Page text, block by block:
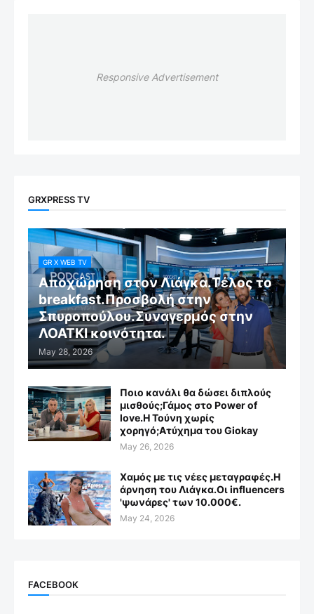
Responsive Advertisement
GRXPRESS TV
GR X WEB TV
Αποχώρηση στον Λιάγκα.Τέλος το
breakfast.Προσβολή στην
Σπυροπούλου.Συναγερμός στην
ΛΟΑΤΚΙ κοινότητα.
May 28, 2026
Ποιο κανάλι θα δώσει διπλούς
μισθούς;Γάμος στο Power of
love.Η Τούνη χωρίς
χορηγό;Aτύχημα του Giokay
May 26, 2026
Χαμός με τις νέες μεταγραφές.Η
άρνηση του Λιάγκα.Οι influencers
'ψωνάρες' των 10.000€.
May 24, 2026
FACEBOOK